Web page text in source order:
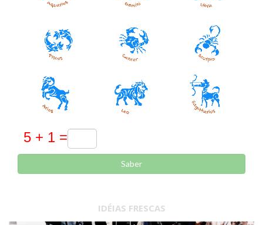
Saber
IDÉIAS FRESCAS